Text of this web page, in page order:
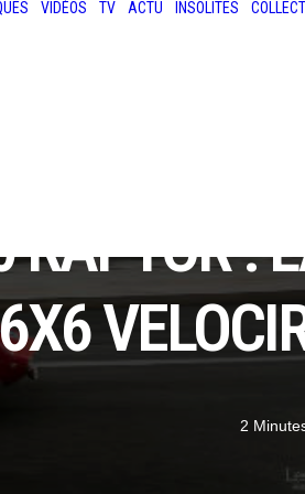
VIDÉOS TV ACTU INSOLITES
RAPTOR :
2